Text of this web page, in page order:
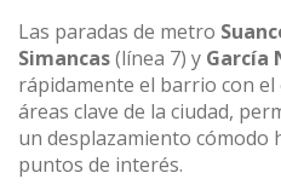
Las paradas de metro
Simancas(línea 7) y García
rápidamente el barrio con
áreas clave de la ciudad,
un desplazamiento cómodo
puntos de interés.